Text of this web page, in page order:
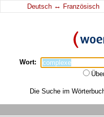
Deutsch ↔ Französisch
Wort:
Die Suche im